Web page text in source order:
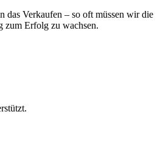
das Verkaufen – so oft müssen wir die
zum Erfolg zu wachsen.